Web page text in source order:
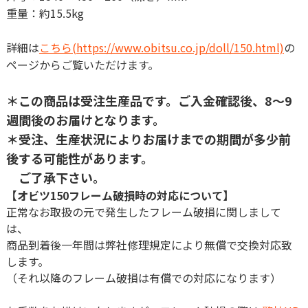
重量：約15.5kg
詳細はこちら(https://www.obitsu.co.jp/doll/150.html)の
ページからご覧いただけます。
＊この商品は受注生産品です。ご入金確認後、8～9
週間後のお届けとなります。
＊受注、生産状況によりお届けまでの期間が多少前
後する可能性があります。
ご了承下さい。
【オビツ150フレーム破損時の対応について】
正常なお取扱の元で発生したフレーム破損に関しまして
は、
商品到着後一年間は弊社修理規定により無償で交換対応致
します。
（それ以降のフレーム破損は有償での対応になります）